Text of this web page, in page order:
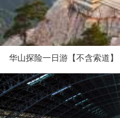
华山探险一日游【不含索道】